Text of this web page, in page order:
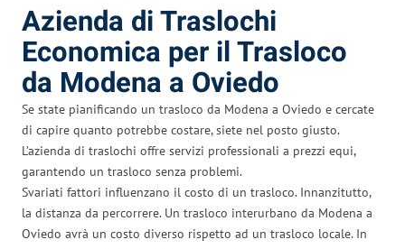
Azienda di Traslochi
Economica per il Trasloco
da Modena a Oviedo
Se state pianificando un trasloco da Modena a Oviedo e cercate
di capire quanto potrebbe costare, siete nel posto giusto.
L’azienda di traslochi offre servizi professionali a prezzi equi,
garantendo un trasloco senza problemi.
Svariati fattori influenzano il costo di un trasloco. Innanzitutto,
la distanza da percorrere. Un trasloco interurbano da Modena a
Oviedo avrà un costo diverso rispetto ad un trasloco locale. In